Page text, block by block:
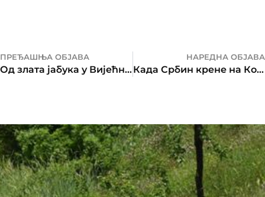
ПРЕЂАШЊА ОБЈАВА
Од злата јабука у Вијећници Банског двора
НАРЕДНА ОБЈАВА
Када Србин крене на Косово…